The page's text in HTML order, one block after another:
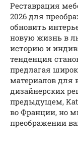
Реставрация
2026 для
обновить
новую жизнь в
историю и
тенденция
предлагая
материалов
дизайнерских
предыдущем,
во Франции, но
преображении